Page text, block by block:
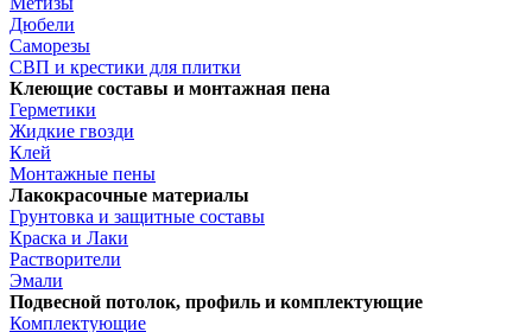
Дюбели
Саморезы
СВП и крестики для плитки
Клеющие составы и монтажная пена
Герметики
Жидкие гвозди
Клей
Монтажные пены
Лакокрасочные материалы
Грунтовка и защитные составы
Краска и Лаки
Растворители
Эмали
Подвесной потолок, профиль и комплектующие
Комплектующие